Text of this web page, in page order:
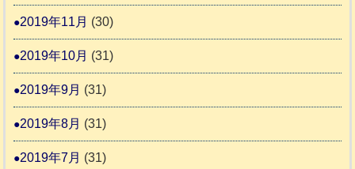
2019年11月 (30)
2019年10月 (31)
2019年9月 (31)
2019年8月 (31)
2019年7月 (31)